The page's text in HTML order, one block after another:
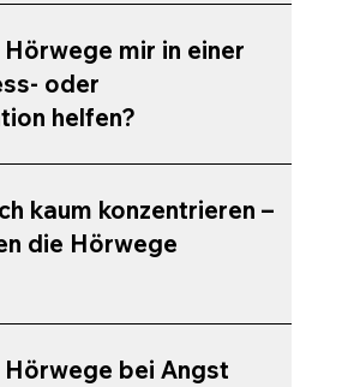
Hörwege mir in einer
oder
helfen?
kaum konzentrieren –
die Hörwege
Hörwege bei Angst